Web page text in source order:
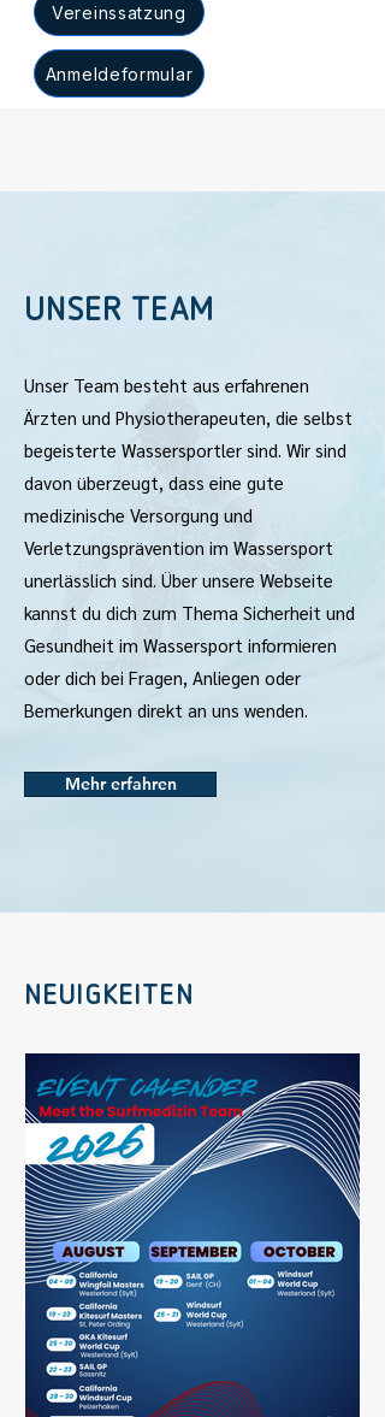
Vereinssatzung
Anmeldeformular
UNSER TEAM
Unser Team besteht aus erfahrenen
Ärzten und Physiotherapeuten, die selbst
begeisterte Wassersportler sind. Wir sind
davon überzeugt, dass eine gute
medizinische Versorgung und
Verletzungsprävention im Wassersport
unerlässlich sind. Über unsere Webseite
kannst du dich zum Thema Sicherheit und
Gesundheit im Wassersport informieren
oder dich bei Fragen, Anliegen oder
Bemerkungen direkt an uns wenden.
Mehr erfahren
NEUIGKEITEN